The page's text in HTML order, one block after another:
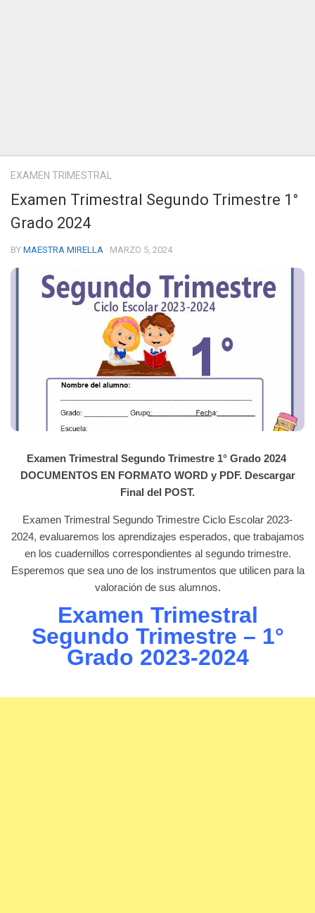
EXAMEN TRIMESTRAL
Examen Trimestral Segundo Trimestre 1°
Grado 2024
BY MAESTRA MIRELLA · MARZO 5, 2024
Examen Trimestral Segundo Trimestre 1° Grado 2024
DOCUMENTOS EN FORMATO WORD y PDF. Descargar
Final del POST.
Examen Trimestral Segundo Trimestre Ciclo Escolar 2023-
2024, evaluaremos los aprendizajes esperados, que trabajamos
en los cuadernillos correspondientes al segundo trimestre.
Esperemos que sea uno de los instrumentos que utilicen para la
valoración de sus alumnos.
Examen Trimestral
Segundo Trimestre – 1°
Grado 2023-2024